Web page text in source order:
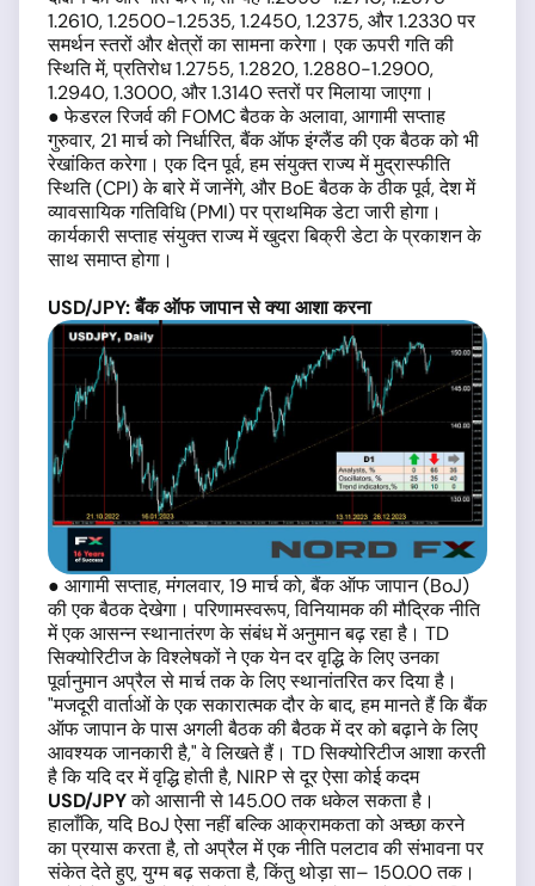
1.2610, 1.2500-1.2535, 1.2450, 1.2375, और 1.2330पर
समर्थन स्तरों और क्षेत्रों का सामना करेगा। एक ऊपरी गति की
स्थिति में, प्रतिरोध 1.2755, 1.2820, 1.2880-1.2900,
1.2940, 1.3000, और 1.3140स्तरों पर मिलाया जाएगा।
● फेडरल रिजर्व की FOMC बैठक के अलावा, आगामी सप्ताह
गुरुवार, 21 मार्च को निर्धारित, बैंक ऑफ इंग्लैंड की एक बैठक को भी
रेखांकित करेगा। एक दिन पूर्व, हम संयुक्त राज्य में मुद्रास्फीति
स्थिति (CPI) के बारे में जानेंगे, और BoE बैठक के ठीक पूर्व, देश में
व्यावसायिक गतिविधि (PMI) पर प्राथमिक डेटा जारी होगा।
कार्यकारी सप्ताह संयुक्त राज्य में खुदरा बिक्री डेटा के प्रकाशन के
साथ समाप्त होगा।
USD/JPY:बैंकऑफजापानसेक्याआशाकरना
● आगामी सप्ताह, मंगलवार, 19 मार्च को, बैंक ऑफ जापान (BoJ)
की एक बैठक देखेगा। परिणामस्वरूप, विनियामक की मौद्रिक नीति
में एक आसन्न स्थानातंरण के संबंध में अनुमान बढ़ रहा है। TD
सिक्योरिटीज के विश्लेषकों ने एक येन दर वृद्धि के लिए उनका
पूर्वानुमान अप्रैल से मार्च तक के लिए स्थानांतरित कर दिया है।
"मजदूरी वार्ताओं के एक सकारात्मक दौर के बाद, हम मानते हैं कि बैंक
ऑफ जापान के पास अगली बैठक की बैठक में दर को बढ़ाने के लिए
आवश्यक जानकारी है," वे लिखते हैं। TD सिक्योरिटीज आशा करती
है कि यदि दर में वृद्धि होती है, NIRP से दूर ऐसा कोई कदम
USD/JPYको आसानी से 145.00 तक धकेल सकता है।
हालाँकि, यदि BoJ ऐसा नहीं बल्कि आक्रामकता को अच्छा करने
का प्रयास करता है, तो अप्रैल में एक नीति पलटाव की संभावना पर
संकेत देते हुए, युग्म बढ़ सकता है, किंतु थोड़ा सा– 150.00 तक।